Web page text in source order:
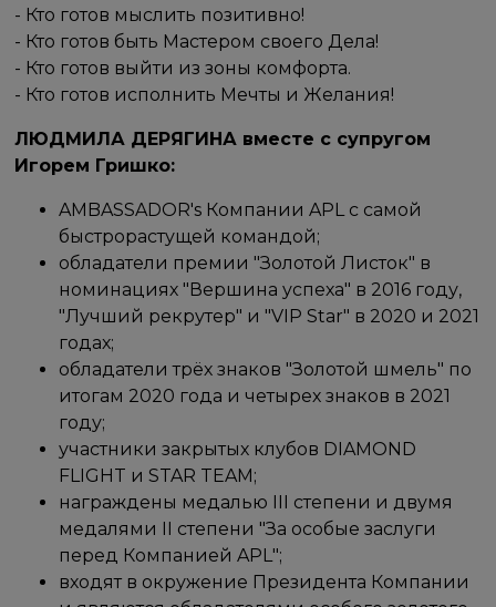
- Кто готов мыслить позитивно!
- Кто готов быть Мастером своего Дела!
- Кто готов выйти из зоны комфорта.
- Кто готов исполнить Мечты и Желания!
ЛЮДМИЛА ДЕРЯГИНА вместе с супругом
Игорем Гришко:
AMBASSADOR's Компании APL с самой
быстрорастущей командой;
обладатели премии "Золотой Листок" в
номинациях "Вершина успеха" в 2016 году,
"Лучший рекрутер" и "VIP Star" в 2020 и 2021
годах;
обладатели трёх знаков "Золотой шмель" по
итогам 2020 года и четырех знаков в 2021
году;
участники закрытых клубов DIAMOND
FLIGHT и STAR TEAM;
награждены медалью III степени и двумя
медалями II степени "За особые заслуги
перед Компанией APL";
входят в окружение Президента Компании